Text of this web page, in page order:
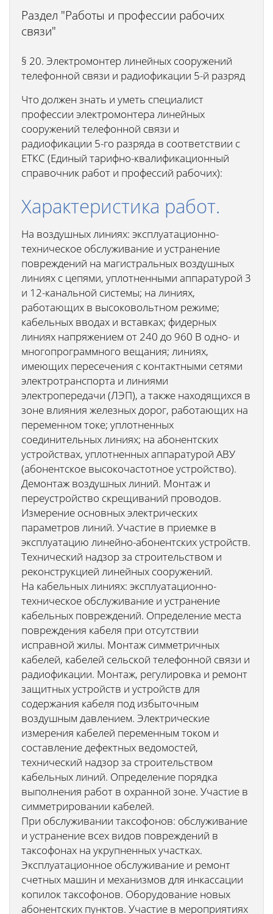
Раздел "Работы и профессии рабочих
связи"
§ 20. Электромонтер линейных сооружений
телефонной связи и радиофикации 5-й разряд
Что должен знать и уметь специалист
профессии электромонтера линейных
сооружений телефонной связи и
радиофикации 5-го разряда в соответствии с
ЕТКС (Единый тарифно-квалификационный
справочник работ и профессий рабочих):
Характеристика работ.
На воздушных линиях: эксплуатационно-
техническое обслуживание и устранение
повреждений на магистральных воздушных
линиях с цепями, уплотненными аппаратурой 3
и 12-канальной системы; на линиях,
работающих в высоковольтном режиме;
кабельных вводах и вставках; фидерных
линиях напряжением от 240 до 960 В одно- и
многопрограммного вещания; линиях,
имеющих пересечения с контактными сетями
электротранспорта и линиями
электропередачи (ЛЭП), а также находящихся в
зоне влияния железных дорог, работающих на
переменном токе; уплотненных
соединительных линиях; на абонентских
устройствах, уплотненных аппаратурой АВУ
(абонентское высокочастотное устройство).
Демонтаж воздушных линий. Монтаж и
переустройство скрещиваний проводов.
Измерение основных электрических
параметров линий. Участие в приемке в
эксплуатацию линейно-абонентских устройств.
Технический надзор за строительством и
реконструкцией линейных сооружений.
На кабельных линиях: эксплуатационно-
техническое обслуживание и устранение
кабельных повреждений. Определение места
повреждения кабеля при отсутствии
исправной жилы. Монтаж симметричных
кабелей, кабелей сельской телефонной связи и
радиофикации. Монтаж, регулировка и ремонт
защитных устройств и устройств для
содержания кабеля под избыточным
воздушным давлением. Электрические
измерения кабелей переменным током и
составление дефектных ведомостей,
технический надзор за строительством
кабельных линий. Определение порядка
выполнения работ в охранной зоне. Участие в
симметрировании кабелей.
При обслуживании таксофонов: обслуживание
и устранение всех видов повреждений в
таксофонах на укрупненных участках.
Эксплуатационное обслуживание и ремонт
счетных машин и механизмов для инкассации
копилок таксофонов. Оборудование новых
абонентских пунктов. Участие в мероприятиях